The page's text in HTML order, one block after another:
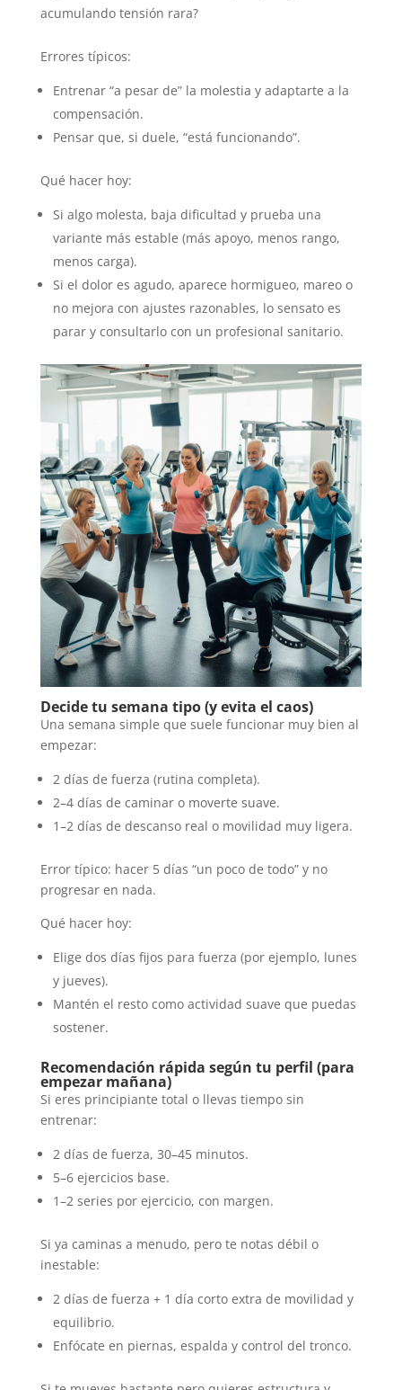
acumulando tensión rara?
Errores típicos:
Entrenar “a pesar de” la molestia y adaptarte a la
compensación.
Pensar que, si duele, “está funcionando”.
Qué hacer hoy:
Si algo molesta, baja dificultad y prueba una
variante más estable (más apoyo, menos rango,
menos carga).
Si el dolor es agudo, aparece hormigueo, mareo o
no mejora con ajustes razonables, lo sensato es
parar y consultarlo con un profesional sanitario.
Decide tu semana tipo (y evita el caos)
Una semana simple que suele funcionar muy bien al
empezar:
2 días de fuerza (rutina completa).
2–4 días de caminar o moverte suave.
1–2 días de descanso real o movilidad muy ligera.
Error típico: hacer 5 días “un poco de todo” y no
progresar en nada.
Qué hacer hoy:
Elige dos días fijos para fuerza (por ejemplo, lunes
y jueves).
Mantén el resto como actividad suave que puedas
sostener.
Recomendación rápida según tu perfil (para
empezar mañana)
Si eres principiante total o llevas tiempo sin
entrenar:
2 días de fuerza, 30–45 minutos.
5–6 ejercicios base.
1–2 series por ejercicio, con margen.
Si ya caminas a menudo, pero te notas débil o
inestable:
2 días de fuerza + 1 día corto extra de movilidad y
equilibrio.
Enfócate en piernas, espalda y control del tronco.